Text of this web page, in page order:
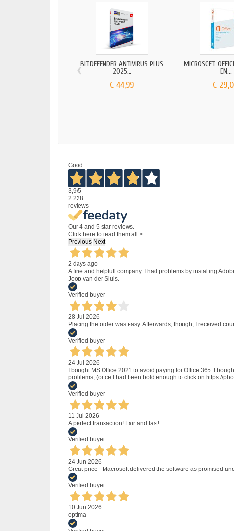
BITDEFENDER ANTIVIRUS PLUS
2025...
€ 44,99
MICROSOFT
EN...
€
‹
Good
3,9/5
2.228
reviews
Our 4 and 5 star reviews.
Click here to read them all >
Previous Next
2 days ago
A fine and helpfull company. I had problems by installing
Joop van der Sluis.
Verified buyer
28 Jul 2026
Placing the order was easy. Afterwards, though, I received
Verified buyer
24 Jul 2026
I bought MS Office 2021 to avoid paying for Office 365. I
problems, (once I had been bold enough to click on https://
Verified buyer
11 Jul 2026
A perfect transaction! Fair and fast!
Verified buyer
24 Jun 2026
Great price - Macrosoft delivered the software as promised
Verified buyer
10 Jun 2026
optima